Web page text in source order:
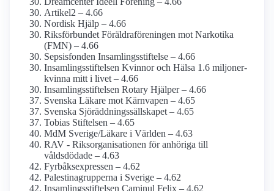
Artikel2 – 4.66
Nordisk Hjälp – 4.66
Riksförbundet Föräldra­föreningen mot Narkotika
(FMN) – 4.66
Sepsisfonden Insamlings­stiftelse – 4.66
Insamlings­stiftelsen Kvinnor och Hälsa 1.6 miljoner-
kvinna mitt i livet – 4.66
Insamlings­stiftelsen Rotary Hjälper – 4.66
Svenska Läkare mot Kärnvapen – 4.65
Svenska Sjöräddnings­sällskapet – 4.65
Tobias Stiftelsen – 4.65
MdM Sverige/Läkare i Världen – 4.63
RAV - Riksorganisationen för anhöriga till
våldsdödade – 4.63
Fyrbåks­expressen – 4.62
Palestina­grupperna i Sverige – 4.62
Insamlings­stiftelsen Caminul Felix – 4.62